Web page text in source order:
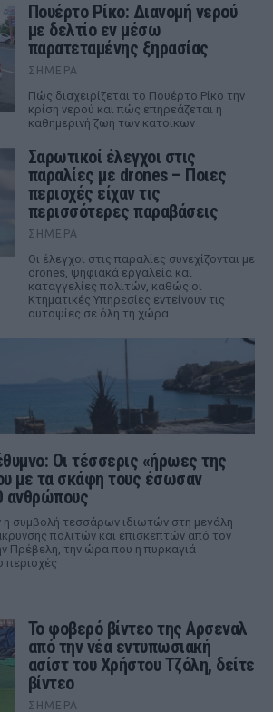
Πουέρτο Ρίκο: Διανομή νερού
με δελτίο εν μέσω
παρατεταμένης ξηρασίας
ΣΉΜΕΡΑ
Πώς διαχειρίζεται το Πουέρτο Ρίκο την
κρίση νερού και πώς επηρεάζεται η
καθημερινή ζωή των κατοίκων
Σαρωτικοί έλεγχοι στις
παραλίες με drones – Ποιες
περιοχές είχαν τις
περισσότερες παραβάσεις
ΣΉΜΕΡΑ
Οι έλεγχοι στις παραλίες συνεχίζονται με
drones, ψηφιακά εργαλεία και
καταγγελίες πολιτών, καθώς οι
Κτηματικές Υπηρεσίες εντείνουν τις
αυτοψίες σε όλη τη χώρα
Οι τέσσερις «ήρωες της
με τα σκάφη τους έσωσαν
ανθρώπους
η συμβολή τεσσάρων ιδιωτών στη μεγάλη
πολιτών και επισκεπτών από τον
Πρέβελη, την ώρα που η πυρκαγιά
περιοχές
Το φοβερό βίντεο της Αρσεναλ
από την νέα εντυπωσιακή
ασίστ του Χρήστου Τζόλη, δείτε
βίντεο
ΣΉΜΕΡΑ